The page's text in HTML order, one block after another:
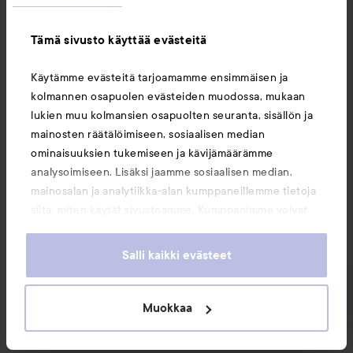
Tämä sivusto käyttää evästeitä
Käytämme evästeitä tarjoamamme ensimmäisen ja
kolmannen osapuolen evästeiden muodossa, mukaan
lukien muu kolmansien osapuolten seuranta, sisällön ja
mainosten räätälöimiseen, sosiaalisen median
ominaisuuksien tukemiseen ja kävijämäärämme
analysoimiseen. Lisäksi jaamme sosiaalisen median,
mainosalan ja analytiikka-alan kumppaneillemme tietoja
heille tai joita on kerätty, kun olet käyttänyt heidän
evästeiden käytön.
Salli kaikki evästeet
Muokkaa